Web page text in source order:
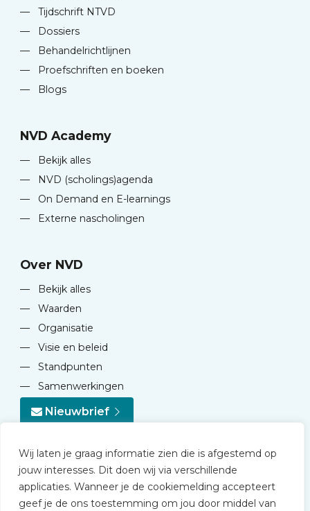
Wij laten je graag informatie zien die is afgestemd op
jouw interesses. Dit doen wij via verschillende
applicaties. Wanneer je de cookiemelding accepteert
geef je de ons toestemming om jou door middel van
—
Tijdschrift NTVD
—
Dossiers
—
Behandelrichtlijnen
—
Proefschriften en boeken
—
Blogs
NVD Academy
—
Bekijk alles
—
NVD (scholings)agenda
—
On Demand en E-learnings
—
Externe nascholingen
Over NVD
—
Bekijk alles
—
Waarden
—
Organisatie
—
Visie en beleid
—
Standpunten
—
Samenwerkingen
Nieuwbrief
© 2026 NVD